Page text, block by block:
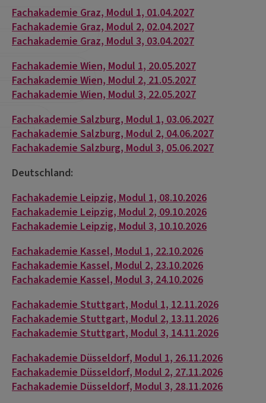
Fachakademie Graz, Modul 1, 01.04.2027
Fachakademie Graz, Modul 2, 02.04.2027
Fachakademie Graz, Modul 3, 03.04.2027
Fachakademie Wien, Modul 1, 20.05.2027
Fachakademie Wien, Modul 2, 21.05.2027
Fachakademie Wien, Modul 3, 22.05.2027
Fachakademie Salzburg, Modul 1, 03.06.2027
Fachakademie Salzburg, Modul 2, 04.06.2027
Fachakademie Salzburg, Modul 3, 05.06.2027
Deutschland:
Fachakademie Leipzig, Modul 1, 08.10.2026
Fachakademie Leipzig, Modul 2, 09.10.2026
Fachakademie Leipzig, Modul 3, 10.10.2026
Fachakademie Kassel, Modul 1, 22.10.2026
Fachakademie Kassel, Modul 2, 23.10.2026
Fachakademie Kassel, Modul 3, 24.10.2026
Fachakademie Stuttgart, Modul 1, 12.11.2026
Fachakademie Stuttgart, Modul 2, 13.11.2026
Fachakademie Stuttgart, Modul 3, 14.11.2026
Fachakademie Düsseldorf, Modul 1, 26.11.2026
Fachakademie Düsseldorf, Modul 2, 27.11.2026
Fachakademie Düsseldorf, Modul 3, 28.11.2026